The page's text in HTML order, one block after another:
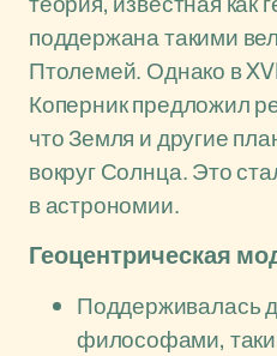
поддержана такими
Птолемей. Однако в
Коперник предложил
что Земля и другие
вокруг Солнца. Это
в астрономии.
Геоцентрическая
Поддерживалась
философами,